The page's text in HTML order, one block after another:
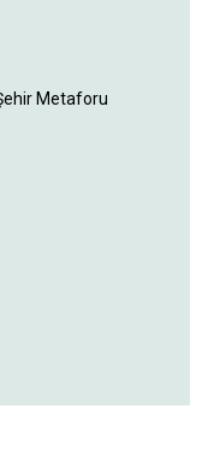
Metaforu